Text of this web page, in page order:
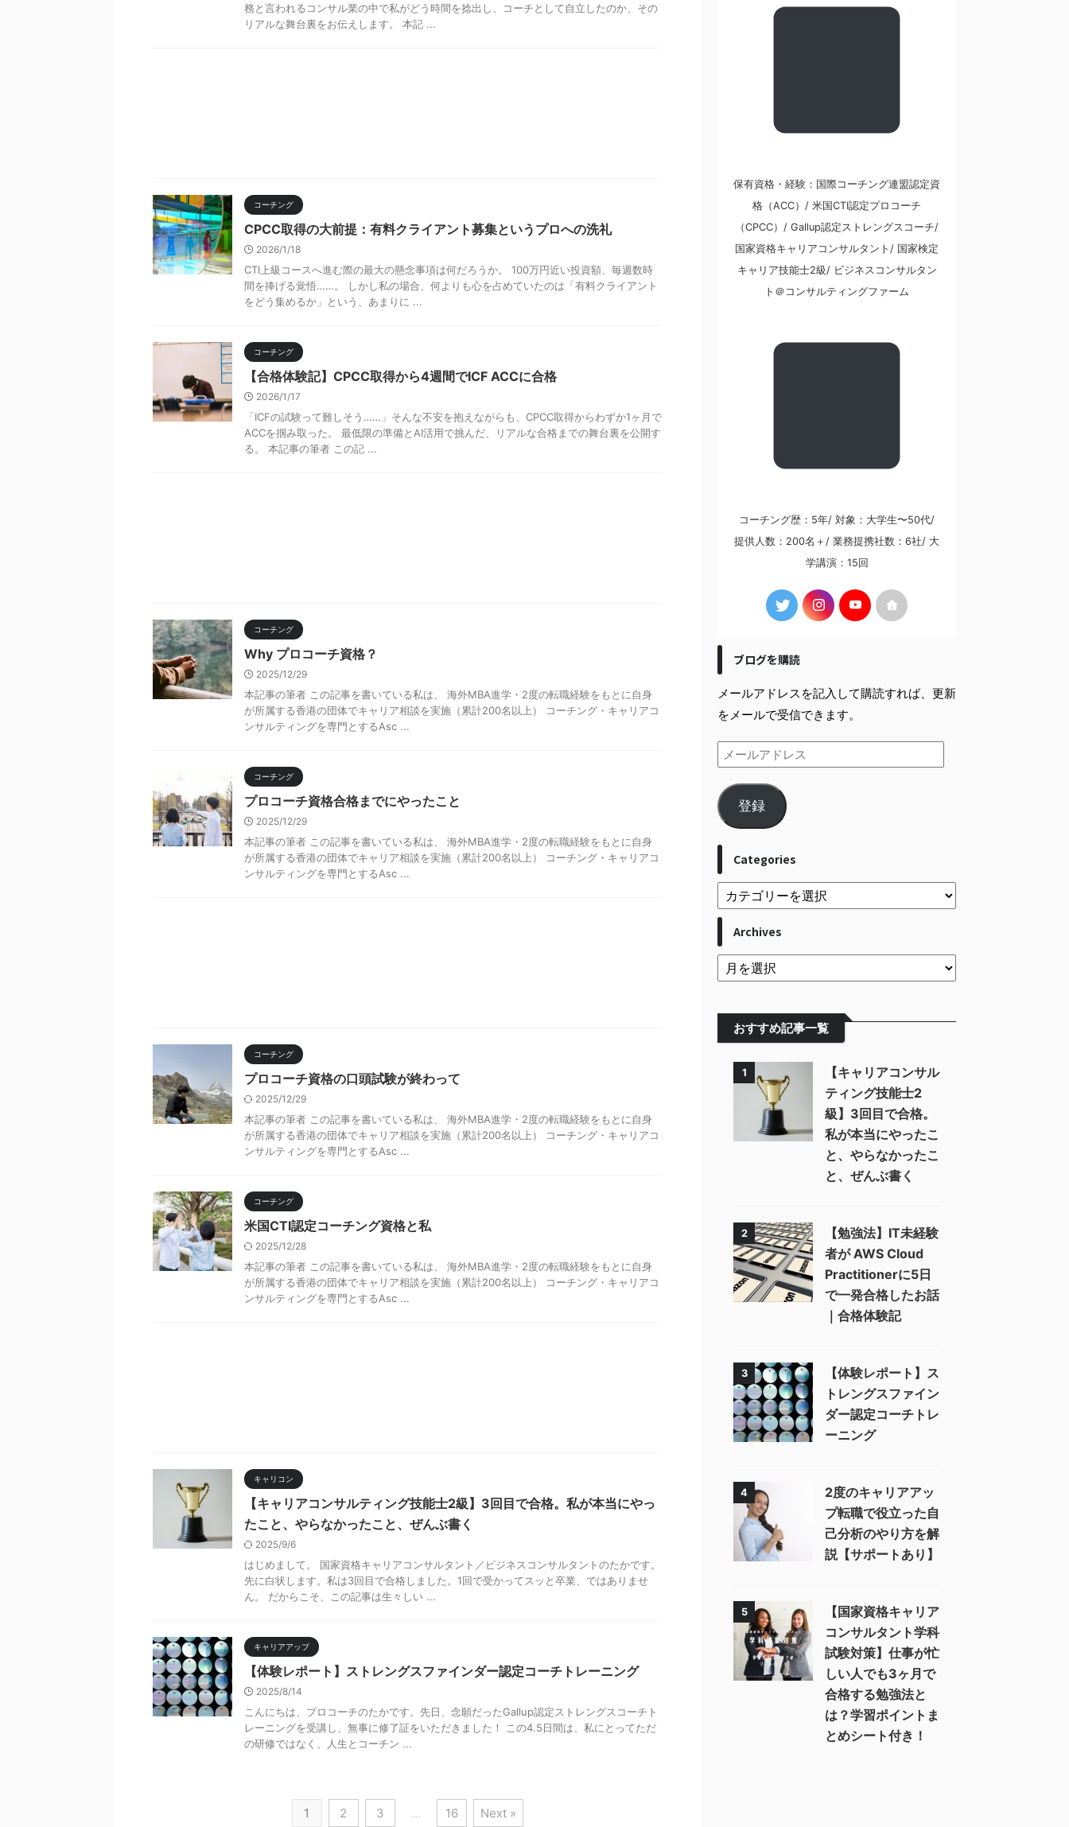
務と言われるコンサル業の中で私がどう時間を捻出し、コーチとして自立したのか、その
リアルな舞台裏をお伝えします。 本記 ...
コーチング
CPCC取得の大前提：有料クライアント募集というプロへの洗礼
2026/1/18
CTI上級コースへ進む際の最大の懸念事項は何だろうか。 100万円近い投資額、毎週数時
間を捧げる覚悟……。 しかし私の場合、何よりも心を占めていたのは「有料クライアント
をどう集めるか」という、あまりに ...
コーチング
【合格体験記】CPCC取得から4週間でICF ACCに合格
2026/1/17
「ICFの試験って難しそう……」そんな不安を抱えながらも、CPCC取得からわずか1ヶ月で
ACCを掴み取った。 最低限の準備とAI活用で挑んだ、リアルな合格までの舞台裏を公開す
る。 本記事の筆者 この記 ...
コーチング
Why プロコーチ資格？
2025/12/29
本記事の筆者 この記事を書いている私は、 海外MBA進学・2度の転職経験をもとに自身
が所属する香港の団体でキャリア相談を実施（累計200名以上） コーチング・キャリアコ
ンサルティングを専門とするAsc ...
コーチング
プロコーチ資格合格までにやったこと
2025/12/29
本記事の筆者 この記事を書いている私は、 海外MBA進学・2度の転職経験をもとに自身
が所属する香港の団体でキャリア相談を実施（累計200名以上） コーチング・キャリアコ
ンサルティングを専門とするAsc ...
コーチング
プロコーチ資格の口頭試験が終わって
2025/12/29
本記事の筆者 この記事を書いている私は、 海外MBA進学・2度の転職経験をもとに自身
が所属する香港の団体でキャリア相談を実施（累計200名以上） コーチング・キャリアコ
ンサルティングを専門とするAsc ...
コーチング
米国CTI認定コーチング資格と私
2025/12/28
本記事の筆者 この記事を書いている私は、 海外MBA進学・2度の転職経験をもとに自身
が所属する香港の団体でキャリア相談を実施（累計200名以上） コーチング・キャリアコ
ンサルティングを専門とするAsc ...
キャリコン
【キャリアコンサルティング技能士2級】3回目で合格。私が本当にやっ
たこと、やらなかったこと、ぜんぶ書く
2025/9/6
はじめまして。 国家資格キャリアコンサルタント／ビジネスコンサルタントのたかです。
先に白状します。私は3回目で合格しました。1回で受かってスッと卒業、ではありませ
ん。 だからこそ、この記事は生々しい ...
キャリアアップ
【体験レポート】ストレングスファインダー認定コーチトレーニング
2025/8/14
こんにちは、プロコーチのたかです。先日、念願だったGallup認定ストレングスコーチト
レーニングを受講し、無事に修了証をいただきました！ この4.5日間は、私にとってただ
の研修ではなく、人生とコーチン ...
1 2 3 … 16 Next »
保有資格・経験：国際コーチング連盟認定資
格（ACC）/ 米国CTI認定プロコーチ
（CPCC）/ Gallup認定ストレングスコーチ/
国家資格キャリアコンサルタント/ 国家検定
キャリア技能士2級/ ビジネスコンサルタン
ト＠コンサルティングファーム
コーチング歴：5年/ 対象：大学生〜50代/
提供人数：200名＋/ 業務提携社数：6社/ 大
学講演：15回
ブログを購読
メールアドレスを記入して購読すれば、更新
をメールで受信できます。
登録
Categories
Archives
おすすめ記事一覧
1
【キャリアコンサル
ティング技能士2
級】3回目で合格。
私が本当にやったこ
と、やらなかったこ
と、ぜんぶ書く
2
【勉強法】IT未経験
者が AWS Cloud
Practitionerに5日
で一発合格したお話
｜合格体験記
3
【体験レポート】ス
トレングスファイン
ダー認定コーチトレ
ーニング
4
2度のキャリアアッ
プ転職で役立った自
己分析のやり方を解
説【サポートあり】
5
【国家資格キャリア
コンサルタント学科
試験対策】仕事が忙
しい人でも3ヶ月で
合格する勉強法と
は？学習ポイントま
とめシート付き！